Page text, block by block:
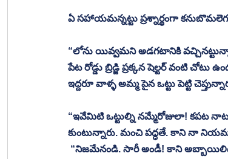
ఏ సహాయమన్నట్టు ప్రశ్నార్థంగా
“లోను యివ్వమని అడగటానికి
పేట రోడ్డు బ్రిడ్జి ప్రక్కన షెల్టర్ వంటి
ఇద్దరూ వాళ్ళ అమ్మ పైన ఒట్టు పెట్టి
“ఇవేమిటి ఒట్టుల్ని నమ్మేరోజులా! కపట
కుంటున్నారు. మంచి పధ్ధతే. కాని నా